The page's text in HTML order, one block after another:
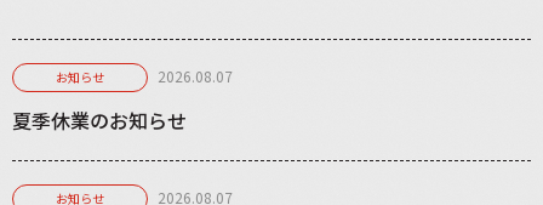
お知らせ 2026.08.07
夏季休業のお知らせ
お知らせ 2026.08.07